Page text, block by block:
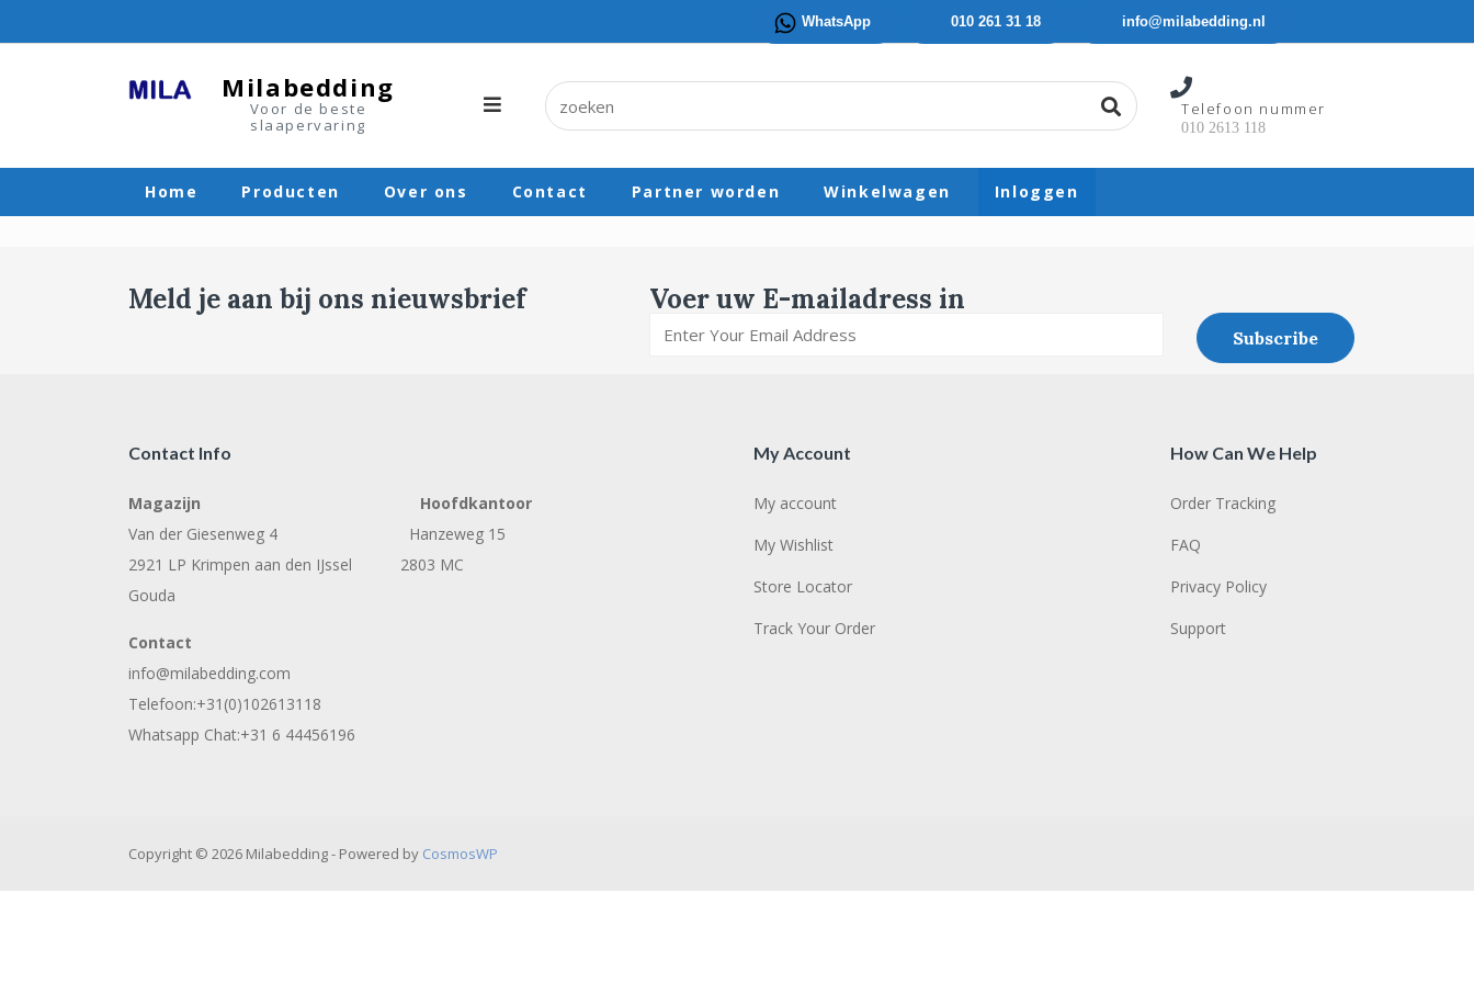
to
WhatsApp 010 261 31 18 info@milabedding.nl
Milabedding
Voor de beste
slaapervaring
Telefoon nummer
010 2613 118
Home Producten Over ons Contact Partner worden Winkelwagen Inloggen
Meld je aan bij ons nieuwsbrief Voer uw E-mailadress in
Contact Info
Magazijn
Hoofdkantoor
Van der Giesenweg 4 Hanzeweg 15
2921 LP Krimpen aan den IJssel 2803 MC
Gouda
Contact
info@milabedding.com
Telefoon:+31(0)102613118
Whatsapp Chat:+31 6 44456196
My Account
My account
My Wishlist
Store Locator
Track Your Order
How Can We Help
Order Tracking
FAQ
Privacy Policy
Support
Copyright © 2026 Milabedding - Powered by CosmosWP